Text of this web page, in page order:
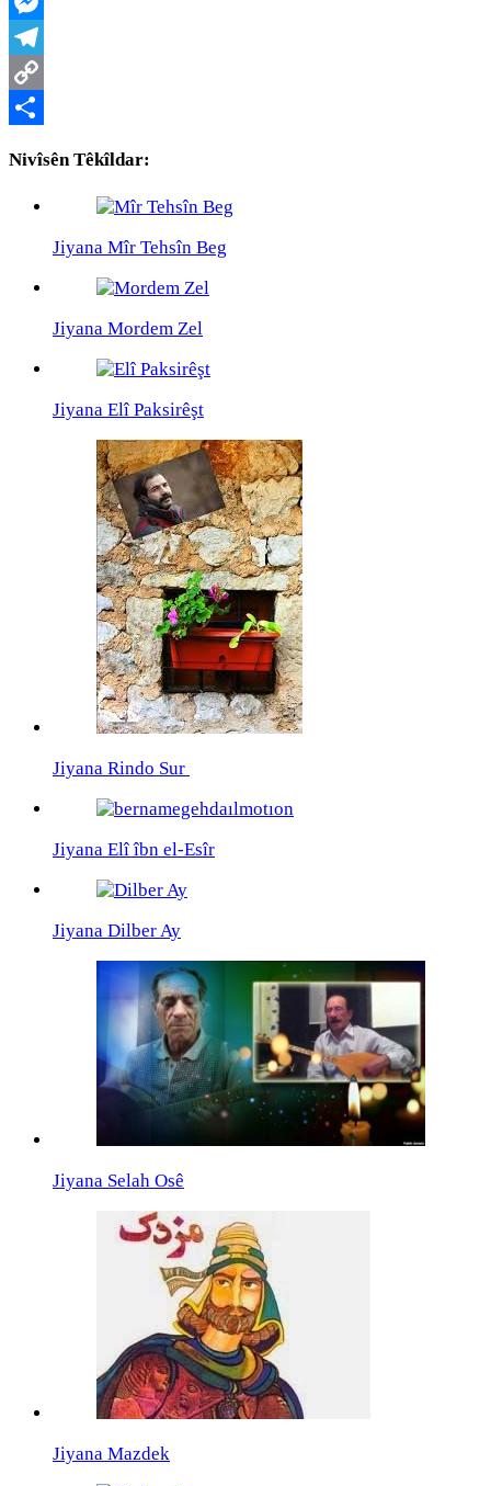
Messenger
Telegram
Copy
Nivîsên Têkîldar:
Jiyana Mîr Tehsîn Beg
Jiyana Mordem Zel
Jiyana Elî Paksirêşt
Jiyana Rindo Sur
Jiyana Elî îbn el-Esîr
Jiyana Dilber Ay
Jiyana Selah Osê
Jiyana Mazdek